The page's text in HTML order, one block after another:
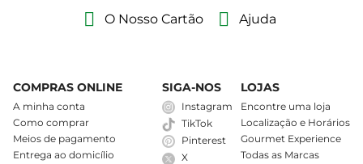
O Nosso Cartão Ajuda
COMPRAS ONLINE
A minha conta
Como comprar
Meios de pagamento
Entrega ao domicílio
SIGA-NOS
Instagram
TikTok
Pinterest
X
LOJAS
Encontre uma loja
Localização e Horários
Gourmet Experience
Todas as Marcas